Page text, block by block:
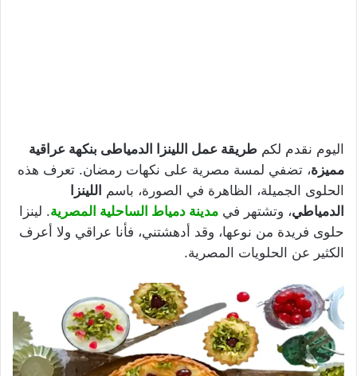
اليوم نقدم لكم طريقة عمل اللينزا الدمياطى بنكهة عراقية
مميزة، تضفي لمسة مصرية على نكهات رمضان. تعرف هذه
الحلوى الجميلة، الظاهرة في الصورة، باسم اللينزا
الدمياطي، وتشتهر في مدينة دمياط الساحلية المصرية. لينزا
حلوى فريدة من نوعها، وقد أدهشتني، فأنا عراقي ولا أعرف
الكثير عن الحلويات المصرية.